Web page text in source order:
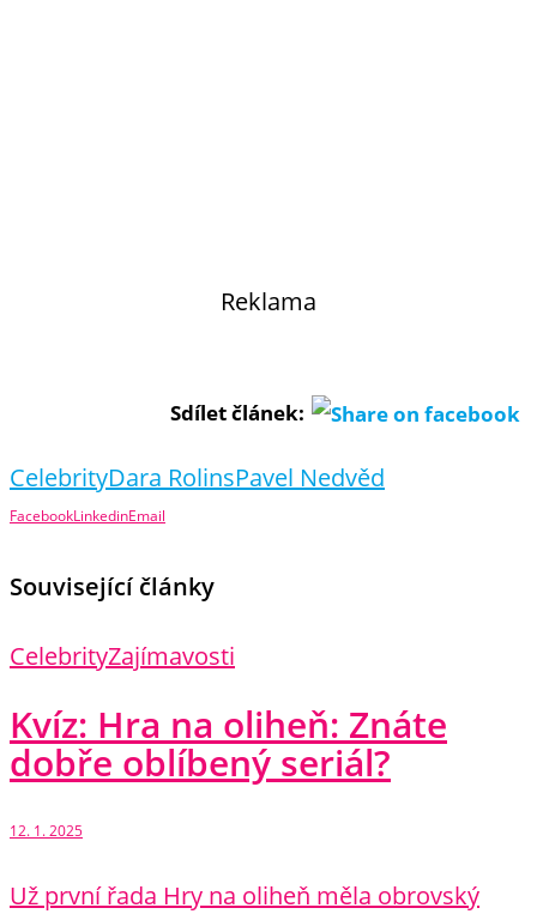
Reklama
Sdílet článek:
CelebrityDara RolinsPavel Nedvěd
FacebookLinkedinEmail
Související články
CelebrityZajímavosti
Kvíz: Hra na oliheň: Znáte
dobře oblíbený seriál?
12. 1. 2025
Už první řada Hry na oliheň měla obrovský